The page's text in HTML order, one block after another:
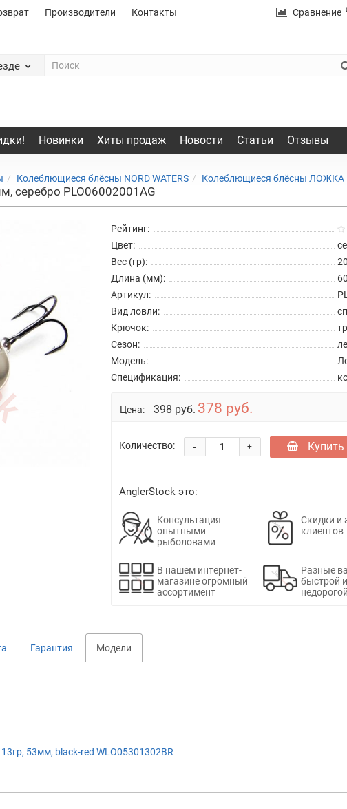
Производители Контакты Сравнение
Новинки Хиты продаж Новости Статьи Отзывы
Колеблющиеся блёсны NORD WATERS Колеблющиеся блёсны ЛОЖКА
серебро PLO06002001AG
Рейтинг:
Цвет:
Вес (гр):
20
Длина (мм):
60
Артикул:
Вид ловли:
Крючок:
Сезон:
Модель:
Спецификация:
Цена: 398 руб. 378 руб.
Количество: +
- Купить
AnglerStock это:
Консультация
опытными
рыболовами
Скидки и
клиентов
В нашем интернет-
магазине огромный
ассортимент
Разные
быстрой и
Гарантия Модели
53мм, black-red WLO05301302BR